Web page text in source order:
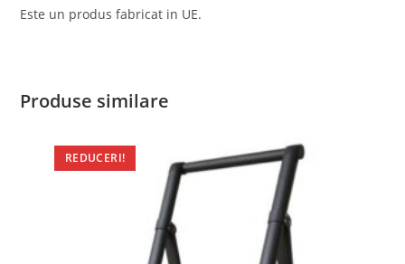
Este un produs fabricat in UE.
Produse similare
REDUCERI!